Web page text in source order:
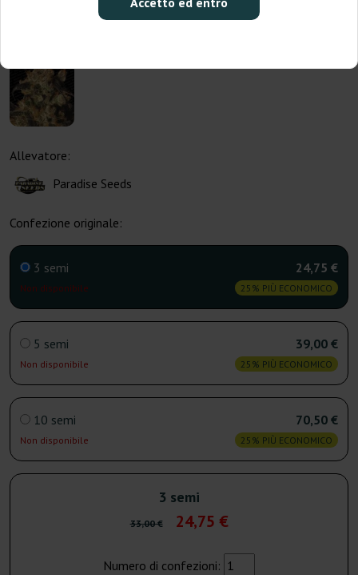
Allevatore:
Paradise Seeds
Confezione originale:
3 semi
Non disponibile
24,75 €
25% PIÙ ECONOMICO
5 semi
Non disponibile
39,00 €
25% PIÙ ECONOMICO
10 semi
Non disponibile
70,50 €
25% PIÙ ECONOMICO
3 semi
33,00 € 24,75 €
Numero di confezioni: